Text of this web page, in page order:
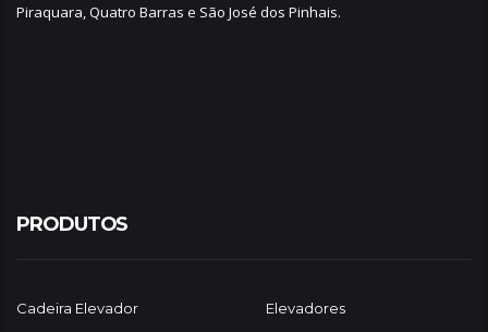
Piraquara,Quatro Barras e São José dos Pinhais.
PRODUTOS
Cadeira Elevador
Elevadores